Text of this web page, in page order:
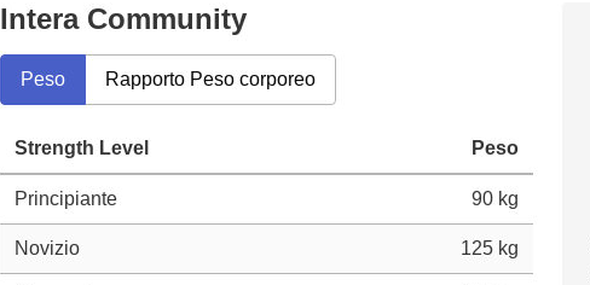
Intera Community
Peso Rapporto Peso corporeo
Strength Level Peso
Principiante 90 kg
Novizio 125 kg